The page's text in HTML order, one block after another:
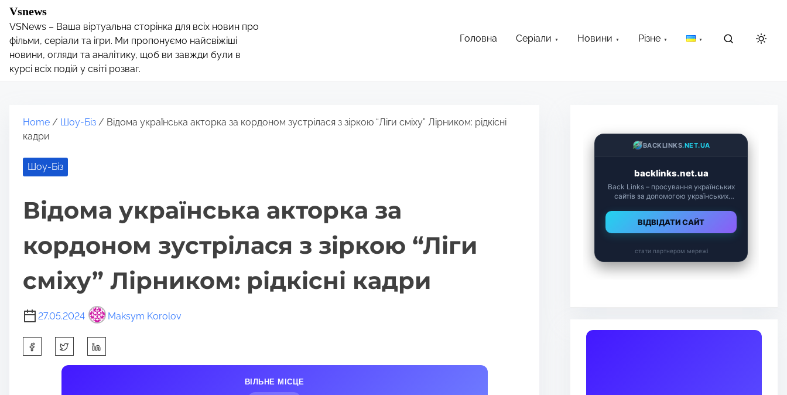
Vsnews
VSNews – Ваша віртуальна сторінка для всіх новин про
фільми, серіали та ігри. Ми пропонуємо найсвіжіші
новини, огляди та аналітику, щоб ви завжди були в
курсі всіх подій у світі розваг.
Головна Серіали Новини Різне
Home/ Шоу-Біз/ Відома українська акторка за кордоном зустрілася з зіркою “Ліги сміху” Лірником: рідкісні
кадри
Шоу-Біз
Відома українська акторка за
кордоном зустрілася з зіркою “Ліги
сміху” Лірником: рідкісні кадри
27.05.2024 Maksym Korolov
ВІЛЬНЕ МІСЦЕ